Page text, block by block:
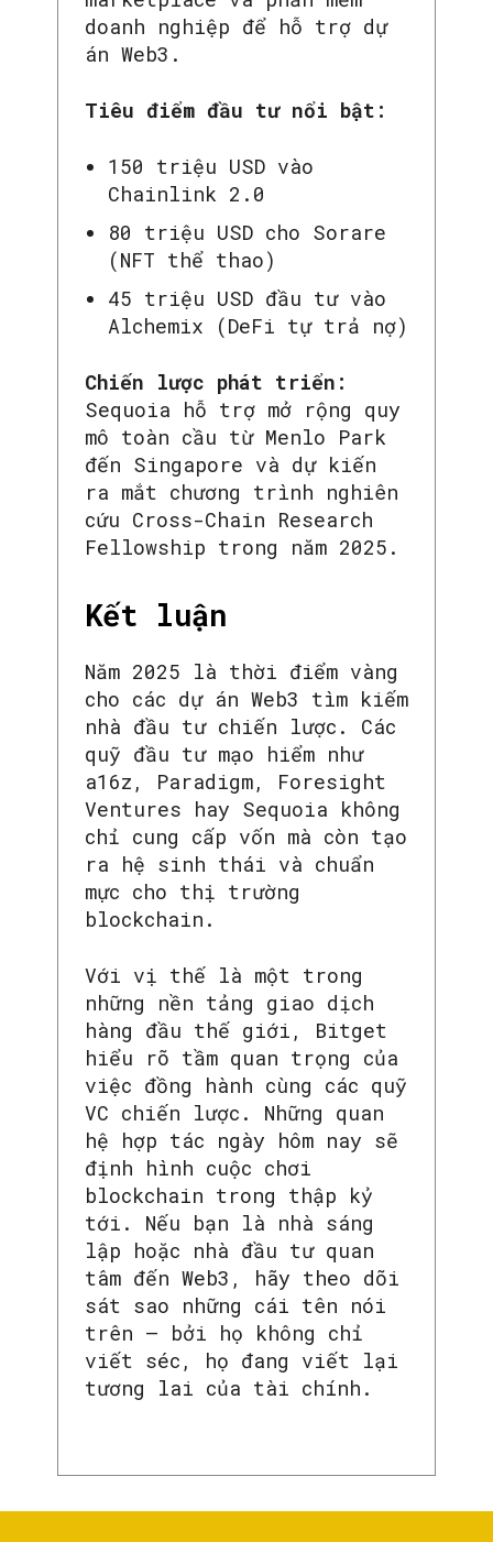
doanh nghiệp để hỗ trợ dự
án Web3.
Tiêu điểm đầu tư nổi bật:
150 triệu USD vào
Chainlink 2.0
80 triệu USD cho Sorare
(NFT thể thao)
45 triệu USD đầu tư vào
Alchemix (DeFi tự trả nợ)
Chiến lược phát triển:
Sequoia hỗ trợ mở rộng quy
mô toàn cầu từ Menlo Park
đến Singapore và dự kiến
ra mắt chương trình nghiên
cứu Cross-Chain Research
Fellowship trong năm 2025.
Kết luận
Năm 2025 là thời điểm vàng
cho các dự án Web3 tìm kiếm
nhà đầu tư chiến lược. Các
quỹ đầu tư mạo hiểm như
a16z, Paradigm, Foresight
Ventures hay Sequoia không
chỉ cung cấp vốn mà còn tạo
ra hệ sinh thái và chuẩn
mực cho thị trường
blockchain.
Với vị thế là một trong
những nền tảng giao dịch
hàng đầu thế giới, Bitget
hiểu rõ tầm quan trọng của
việc đồng hành cùng các quỹ
VC chiến lược. Những quan
hệ hợp tác ngày hôm nay sẽ
định hình cuộc chơi
blockchain trong thập kỷ
tới. Nếu bạn là nhà sáng
lập hoặc nhà đầu tư quan
tâm đến Web3, hãy theo dõi
sát sao những cái tên nói
trên — bởi họ không chỉ
viết séc, họ đang viết lại
tương lai của tài chính.